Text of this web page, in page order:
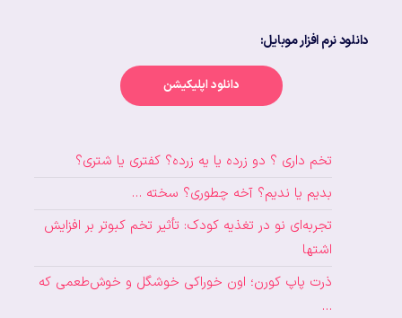
دانلود نرم افزار موبایل:
دانلود اپلیکیشن
تخم داری ؟ دو زرده یا یه زرده؟ کفتری یا شتری؟
بدیم یا ندیم؟ آخه چطوری؟ سخته …
تجربه‌ای نو در تغذیه کودک: تأثیر تخم کبوتر بر افزایش
اشتها
ذرت پاپ کورن؛ اون خوراکی خوشگل و خوش‌طعمی که
…